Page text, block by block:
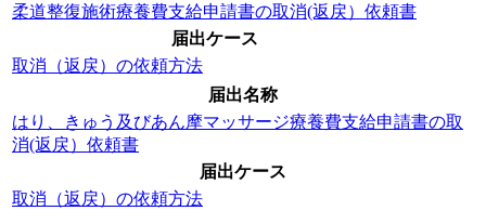
柔道整復施術療養費支給申請書の取消(返戻）依頼書
届出ケース
取消（返戻）の依頼方法
届出名称
はり、きゅう及びあん摩マッサージ療養費支給申請書の取
消(返戻）依頼書
届出ケース
取消（返戻）の依頼方法